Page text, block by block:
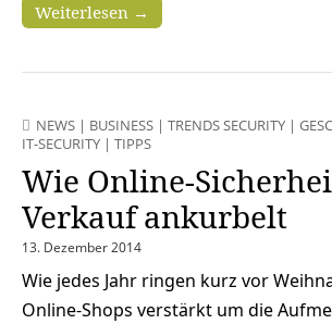
Weiterlesen →
NEWS | BUSINESS | TRENDS SECURITY |
IT-SECURITY | TIPPS
Wie Online-
Verkauf ankurbelt
13. Dezember 2014
Wie jedes Jahr ringen kurz vor
Online-Shops verstärkt um die